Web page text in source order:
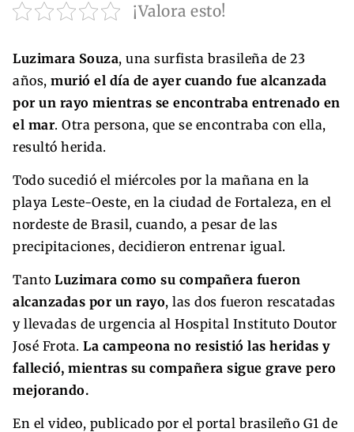
¡Valora esto!
Luzimara Souza, una surfista brasileña de 23
años, murió el día de ayer cuando fue alcanzada
por un rayo mientras se encontraba entrenado en
el mar. Otra persona, que se encontraba con ella,
resultó herida.
Todo sucedió el miércoles por la mañana en la
playa Leste-Oeste, en la ciudad de Fortaleza, en el
nordeste de Brasil, cuando, a pesar de las
precipitaciones, decidieron entrenar igual.
Tanto Luzimara como su compañera fueron
alcanzadas por un rayo, las dos fueron rescatadas
y llevadas de urgencia al Hospital Instituto Doutor
José Frota. La campeona no resistió las heridas y
falleció, mientras su compañera sigue grave pero
mejorando.
En el video, publicado por el portal brasileño G1 de